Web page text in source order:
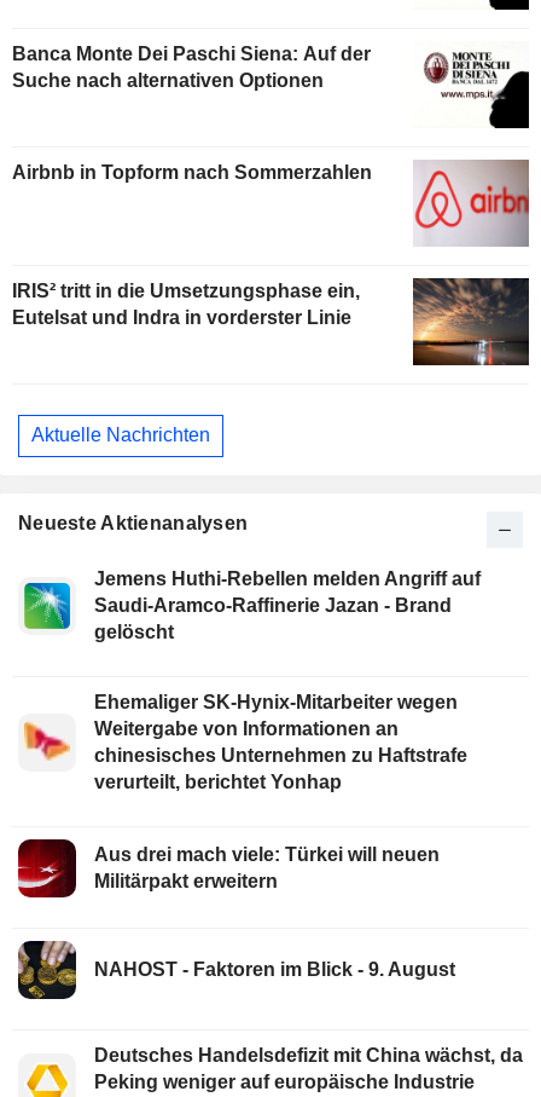
Banca Monte Dei Paschi Siena: Auf der
Suche nach alternativen Optionen
Airbnb in Topform nach Sommerzahlen
IRIS² tritt in die Umsetzungsphase ein,
Eutelsat und Indra in vorderster Linie
Aktuelle Nachrichten
Neueste Aktienanalysen
Jemens Huthi-Rebellen melden Angriff auf
Saudi-Aramco-Raffinerie Jazan - Brand
gelöscht
Ehemaliger SK-Hynix-Mitarbeiter wegen
Weitergabe von Informationen an
chinesisches Unternehmen zu Haftstrafe
verurteilt, berichtet Yonhap
Aus drei mach viele: Türkei will neuen
Militärpakt erweitern
NAHOST - Faktoren im Blick - 9. August
Deutsches Handelsdefizit mit China wächst, da
Peking weniger auf europäische Industrie